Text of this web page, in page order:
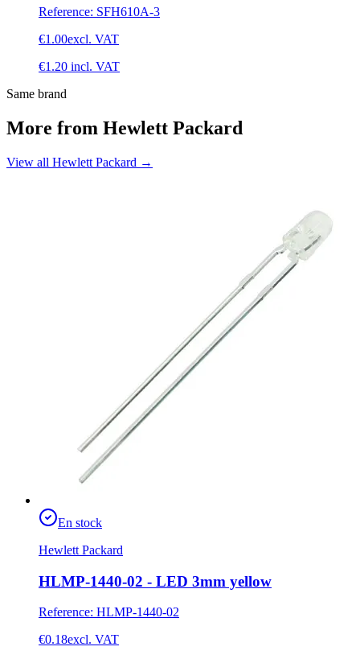
Reference: SFH610A-3
€1.00excl. VAT
€1.20 incl. VAT
Same brand
More from Hewlett Packard
View all Hewlett Packard →
En stock
Hewlett Packard
HLMP-1440-02 - LED 3mm yellow
Reference: HLMP-1440-02
€0.18excl. VAT